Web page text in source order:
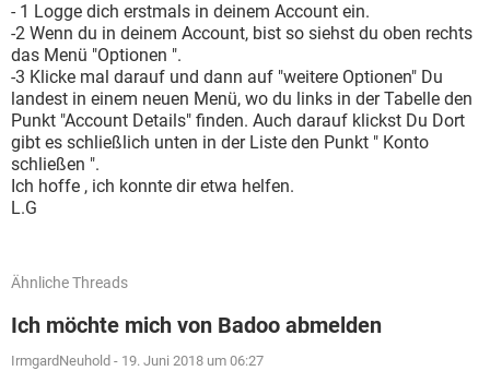
- 1 Logge dich erstmals in deinem Account ein.
-2 Wenn du in deinem Account, bist so siehst du oben rechts
das Menü "Optionen ".
-3 Klicke mal darauf und dann auf "weitere Optionen" Du
landest in einem neuen Menü, wo du links in der Tabelle den
Punkt "Account Details" finden. Auch darauf klickst Du Dort
gibt es schließlich unten in der Liste den Punkt " Konto
schließen ".
Ich hoffe , ich konnte dir etwa helfen.
L.G
Ähnliche Threads
Ich möchte mich von Badoo abmelden
IrmgardNeuhold - 19. Juni 2018 um 06:27